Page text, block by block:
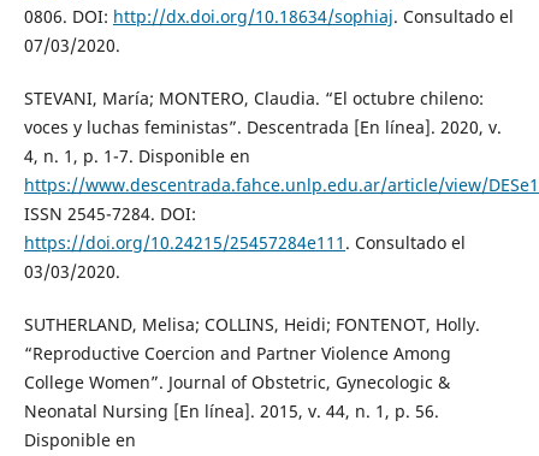
0806. DOI: http://dx.doi.org/10.18634/sophiaj. Consultado el
07/03/2020.
STEVANI, María; MONTERO, Claudia. “El octubre chileno:
voces y luchas feministas”. Descentrada [En línea]. 2020, v.
4, n. 1, p. 1-7. Disponible en
https://www.descentrada.fahce.unlp.edu.ar/article/view/
ISSN 2545-7284. DOI:
https://doi.org/10.24215/25457284e111 . Consultado el
03/03/2020.
SUTHERLAND, Melisa; COLLINS, Heidi; FONTENOT, Holly.
“Reproductive Coercion and Partner Violence Among
College Women”. Journal of Obstetric, Gynecologic &
Neonatal Nursing [En línea]. 2015, v. 44, n. 1, p. 56.
Disponible en